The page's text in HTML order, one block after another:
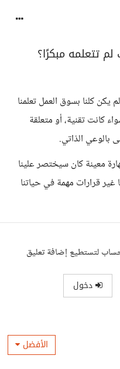
تتعلمه مبكرًا؟
يكن كلنا بسوق العمل تعلمنا
كانت تقنية، أو متعلقة
بالوعي الذاتي.
معينة كان سيختصر علينا
قرارات مهمة في حياتنا
لتستطيع إضافة تعليق
دخول
الأفضل